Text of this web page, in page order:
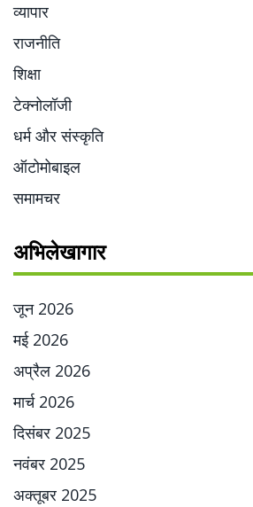
व्यापार
राजनीति
शिक्षा
टेक्नोलॉजी
धर्म और संस्कृति
ऑटोमोबाइल
समामचर
अभिलेखागार
जून 2026
मई 2026
अप्रैल 2026
मार्च 2026
दिसंबर 2025
नवंबर 2025
अक्तूबर 2025